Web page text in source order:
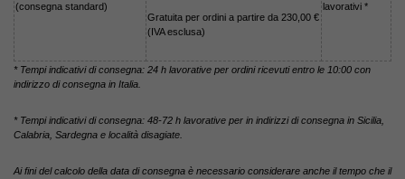
(consegna standard)
Gratuita per ordini a partire da 230,00 €
(IVA esclusa)
lavorativi *
* Tempi indicativi di consegna: 24 h lavorative per ordini ricevuti entro le 10:00 con
indirizzo di consegna in Italia.
* Tempi indicativi di consegna: 48-72 h lavorative per in indirizzi di consegna in Sicilia,
Calabria, Sardegna e località disagiate.
Ai fini del calcolo della data di consegna è necessario considerare anche il tempo che il